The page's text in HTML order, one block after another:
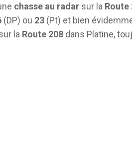
chasse au radar sur la Route
(DP) ou 23 (Pt) et bien
la Route 208 dans Platine,